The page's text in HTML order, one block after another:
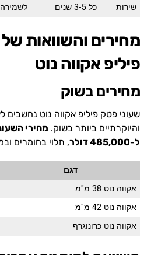
שירות
כל 3-5 שנים
מחירים והשוואות
פיליפ אקווה נוט
מחירים בשוק
שעוני פטק פיליפ אקווה נוט נחשבים
והיוקרתיים ביותר בשוק.
ל-485,000 דולר
, תלוי בחומרים
דגם
אקווה נוט 38 מ"מ
אקווה נוט 42 מ"מ
אקווה נוט כרונוגרף